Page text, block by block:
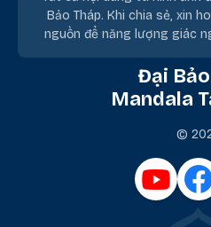
Bảo Tháp. Khi chia sẻ, xin
nguồn để năng lượng giác
Đại
Mandala
©